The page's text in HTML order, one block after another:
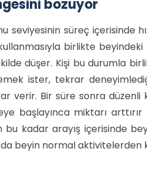
bozuyor
süreç içerisinde
birlikte
düşer. Kişi bu durumla
ister, tekrar
verir. Bir süre sonra düzenli
başlayınca miktarı
bu kadar arayış içerisinde
da beyin normal